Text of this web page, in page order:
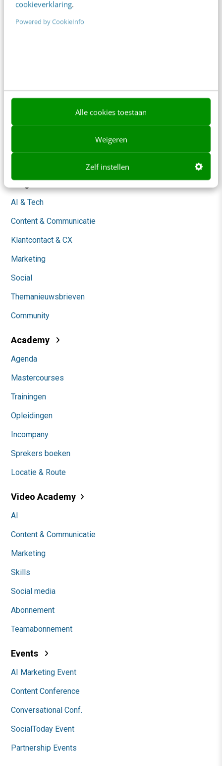
cookieverklaring.
Powered by CookieInfo
Alle cookies toestaan
Weigeren
Zelf instellen
Frankwatching
Over ons
Blog
AI & Tech
Content & Communicatie
Klantcontact & CX
Marketing
Social
Themanieuwsbrieven
Community
Academy
Agenda
Mastercourses
Trainingen
Opleidingen
Incompany
Sprekers boeken
Locatie & Route
Video Academy
AI
Content & Communicatie
Marketing
Skills
Social media
Abonnement
Teamabonnement
Events
AI Marketing Event
Content Conference
Conversational Conf.
SocialToday Event
Partnership Events